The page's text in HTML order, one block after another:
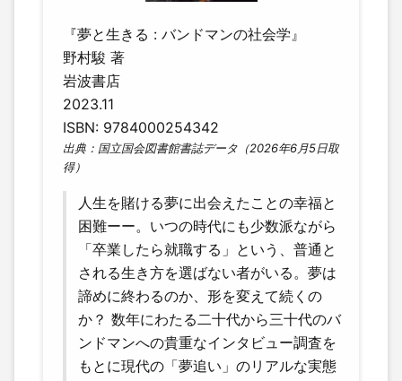
『夢と生きる : バンドマンの社会学』
野村駿 著
岩波書店
2023.11
ISBN: 9784000254342
出典：国立国会図書館書誌データ（2026年6月5日取
得）
人生を賭ける夢に出会えたことの幸福と
困難ーー。いつの時代にも少数派ながら
「卒業したら就職する」という、普通と
される生き方を選ばない者がいる。夢は
諦めに終わるのか、形を変えて続くの
か？ 数年にわたる二十代から三十代のバ
ンドマンへの貴重なインタビュー調査を
もとに現代の「夢追い」のリアルな実態